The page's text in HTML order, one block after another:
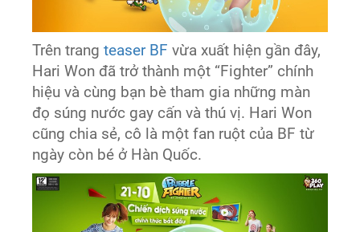
Trên trangteaser BF vừa xuất hiện gần đây,
Hari Won đã trở thành một “Fighter” chính
hiệu và cùng bạn bè tham gia những màn
đọ súng nước gay cấn và thú vị. Hari Won
cũng chia sẻ, cô là một fan ruột của BF từ
ngày còn bé ở Hàn Quốc.